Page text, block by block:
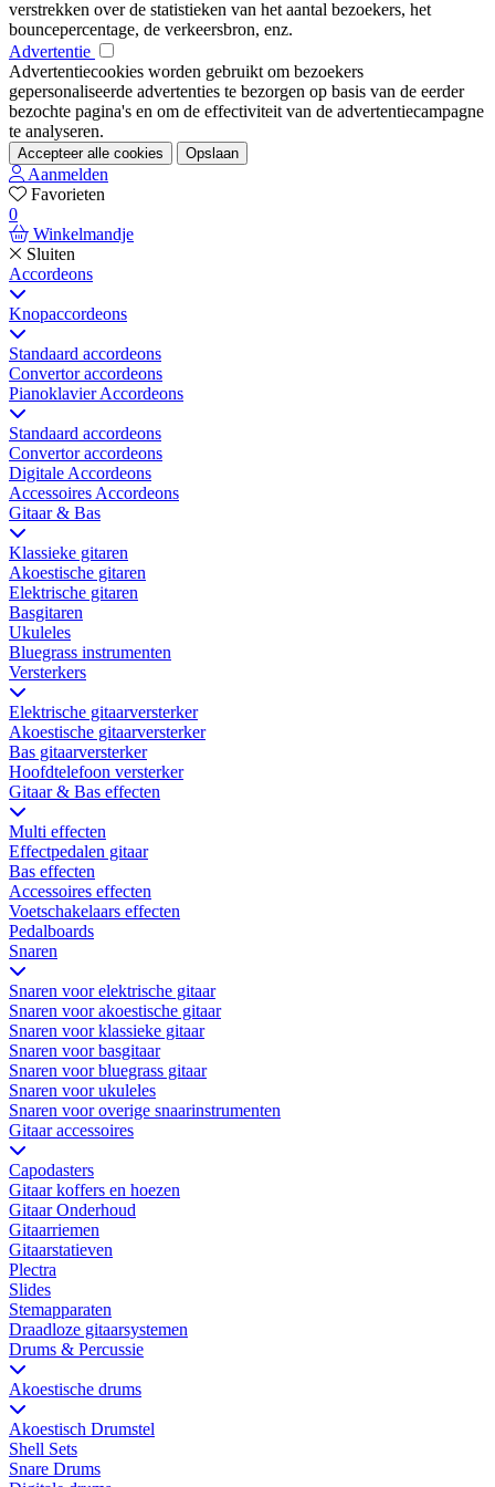
verstrekken over de statistieken van het aantal bezoekers, het
bouncepercentage, de verkeersbron, enz.
Advertentie
Advertentiecookies worden gebruikt om bezoekers
gepersonaliseerde advertenties te bezorgen op basis van de eerder
bezochte pagina's en om de effectiviteit van de advertentiecampagne
te analyseren.
Accepteer alle cookies Opslaan
Aanmelden
Favorieten
0
Winkelmandje
Sluiten
Accordeons
Knopaccordeons
Standaard accordeons
Convertor accordeons
Pianoklavier Accordeons
Standaard accordeons
Convertor accordeons
Digitale Accordeons
Accessoires Accordeons
Gitaar & Bas
Klassieke gitaren
Akoestische gitaren
Elektrische gitaren
Basgitaren
Ukuleles
Bluegrass instrumenten
Versterkers
Elektrische gitaarversterker
Akoestische gitaarversterker
Bas gitaarversterker
Hoofdtelefoon versterker
Gitaar & Bas effecten
Multi effecten
Effectpedalen gitaar
Bas effecten
Accessoires effecten
Voetschakelaars effecten
Pedalboards
Snaren
Snaren voor elektrische gitaar
Snaren voor akoestische gitaar
Snaren voor klassieke gitaar
Snaren voor basgitaar
Snaren voor bluegrass gitaar
Snaren voor ukuleles
Snaren voor overige snaarinstrumenten
Gitaar accessoires
Capodasters
Gitaar koffers en hoezen
Gitaar Onderhoud
Gitaarriemen
Gitaarstatieven
Plectra
Slides
Stemapparaten
Draadloze gitaarsystemen
Drums & Percussie
Akoestische drums
Akoestisch Drumstel
Shell Sets
Snare Drums